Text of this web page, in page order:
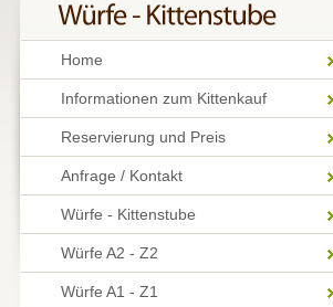
Home
Informationen zum Kittenkauf
Reservierung und Preis
Anfrage / Kontakt
Würfe - Kittenstube
Würfe A2 - Z2
Würfe A1 - Z1